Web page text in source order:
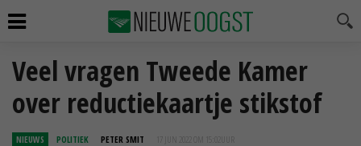
Veel vragen Tweede Kamer
over reductiekaartje stikstof
NIEUWS POLITIEK PETER SMIT 17 JUN 2022 OM 15:02